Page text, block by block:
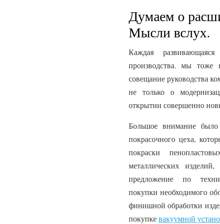
Думаем о
Мысли вслух.
Каждая
производства. мы
совещание руководства
не только о
открытии совершенно
Большое внимание
покрасочного цеха,
покраски
металлических
предложение по
покупки необходимого
финишной обработки
покупкевакуумной